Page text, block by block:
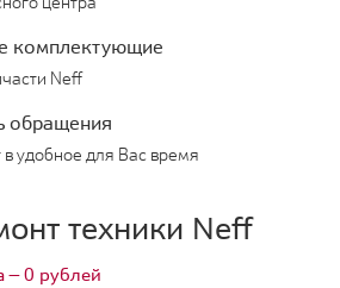
комплектующие
Neff
обращения
удобное для Вас время
техники Neff
— 0 рублей